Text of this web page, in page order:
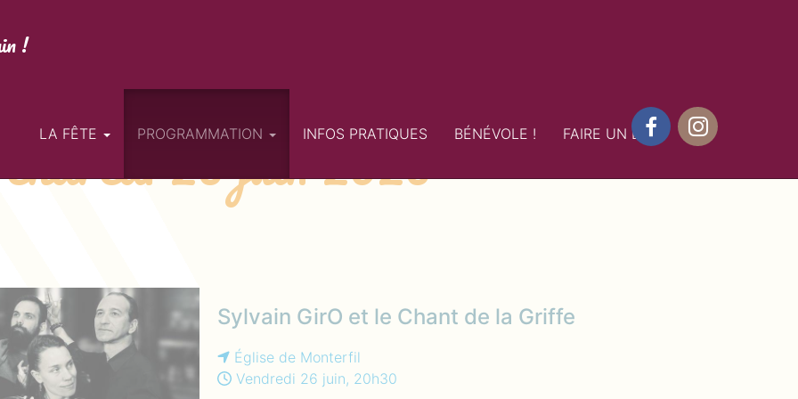
!
LA FÊTE PROGRAMMATION INFOS PRATIQUES BÉNÉVOLE !
FAIRE UN DON
26 juin 2026
Sylvain GirO et le Chant de la Griffe
Église de Monterfil
Vendredi 26 juin, 20h30